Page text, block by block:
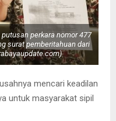
perkara nomor 477
surat pemberitahuan dari
mencari keadilan
untuk masyarakat sipil